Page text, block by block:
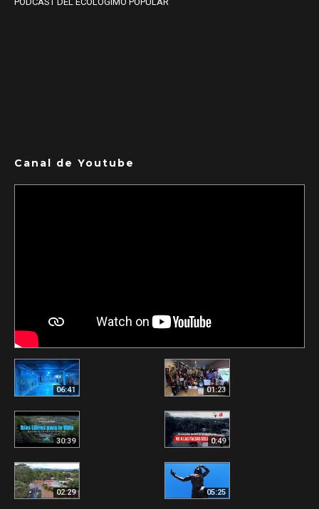
Canal de Youtube
06:41 01:23
30:39 0:49
02:29 05:25